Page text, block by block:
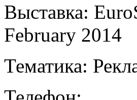
Выставка:
February 2014
Тематика: